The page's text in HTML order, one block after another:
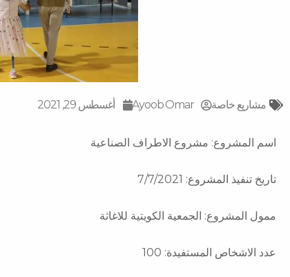
مشاريع خاصة Ayoob Omar أغسطس 29, 2021
اسم المشروع: مشروع الاطراف الصناعية
تاريخ تنفيذ المشروع: 7/7/2021
ممول المشروع: الجمعية الكويتية للاغاثة
عدد الاشخاص المستفيدة: 100